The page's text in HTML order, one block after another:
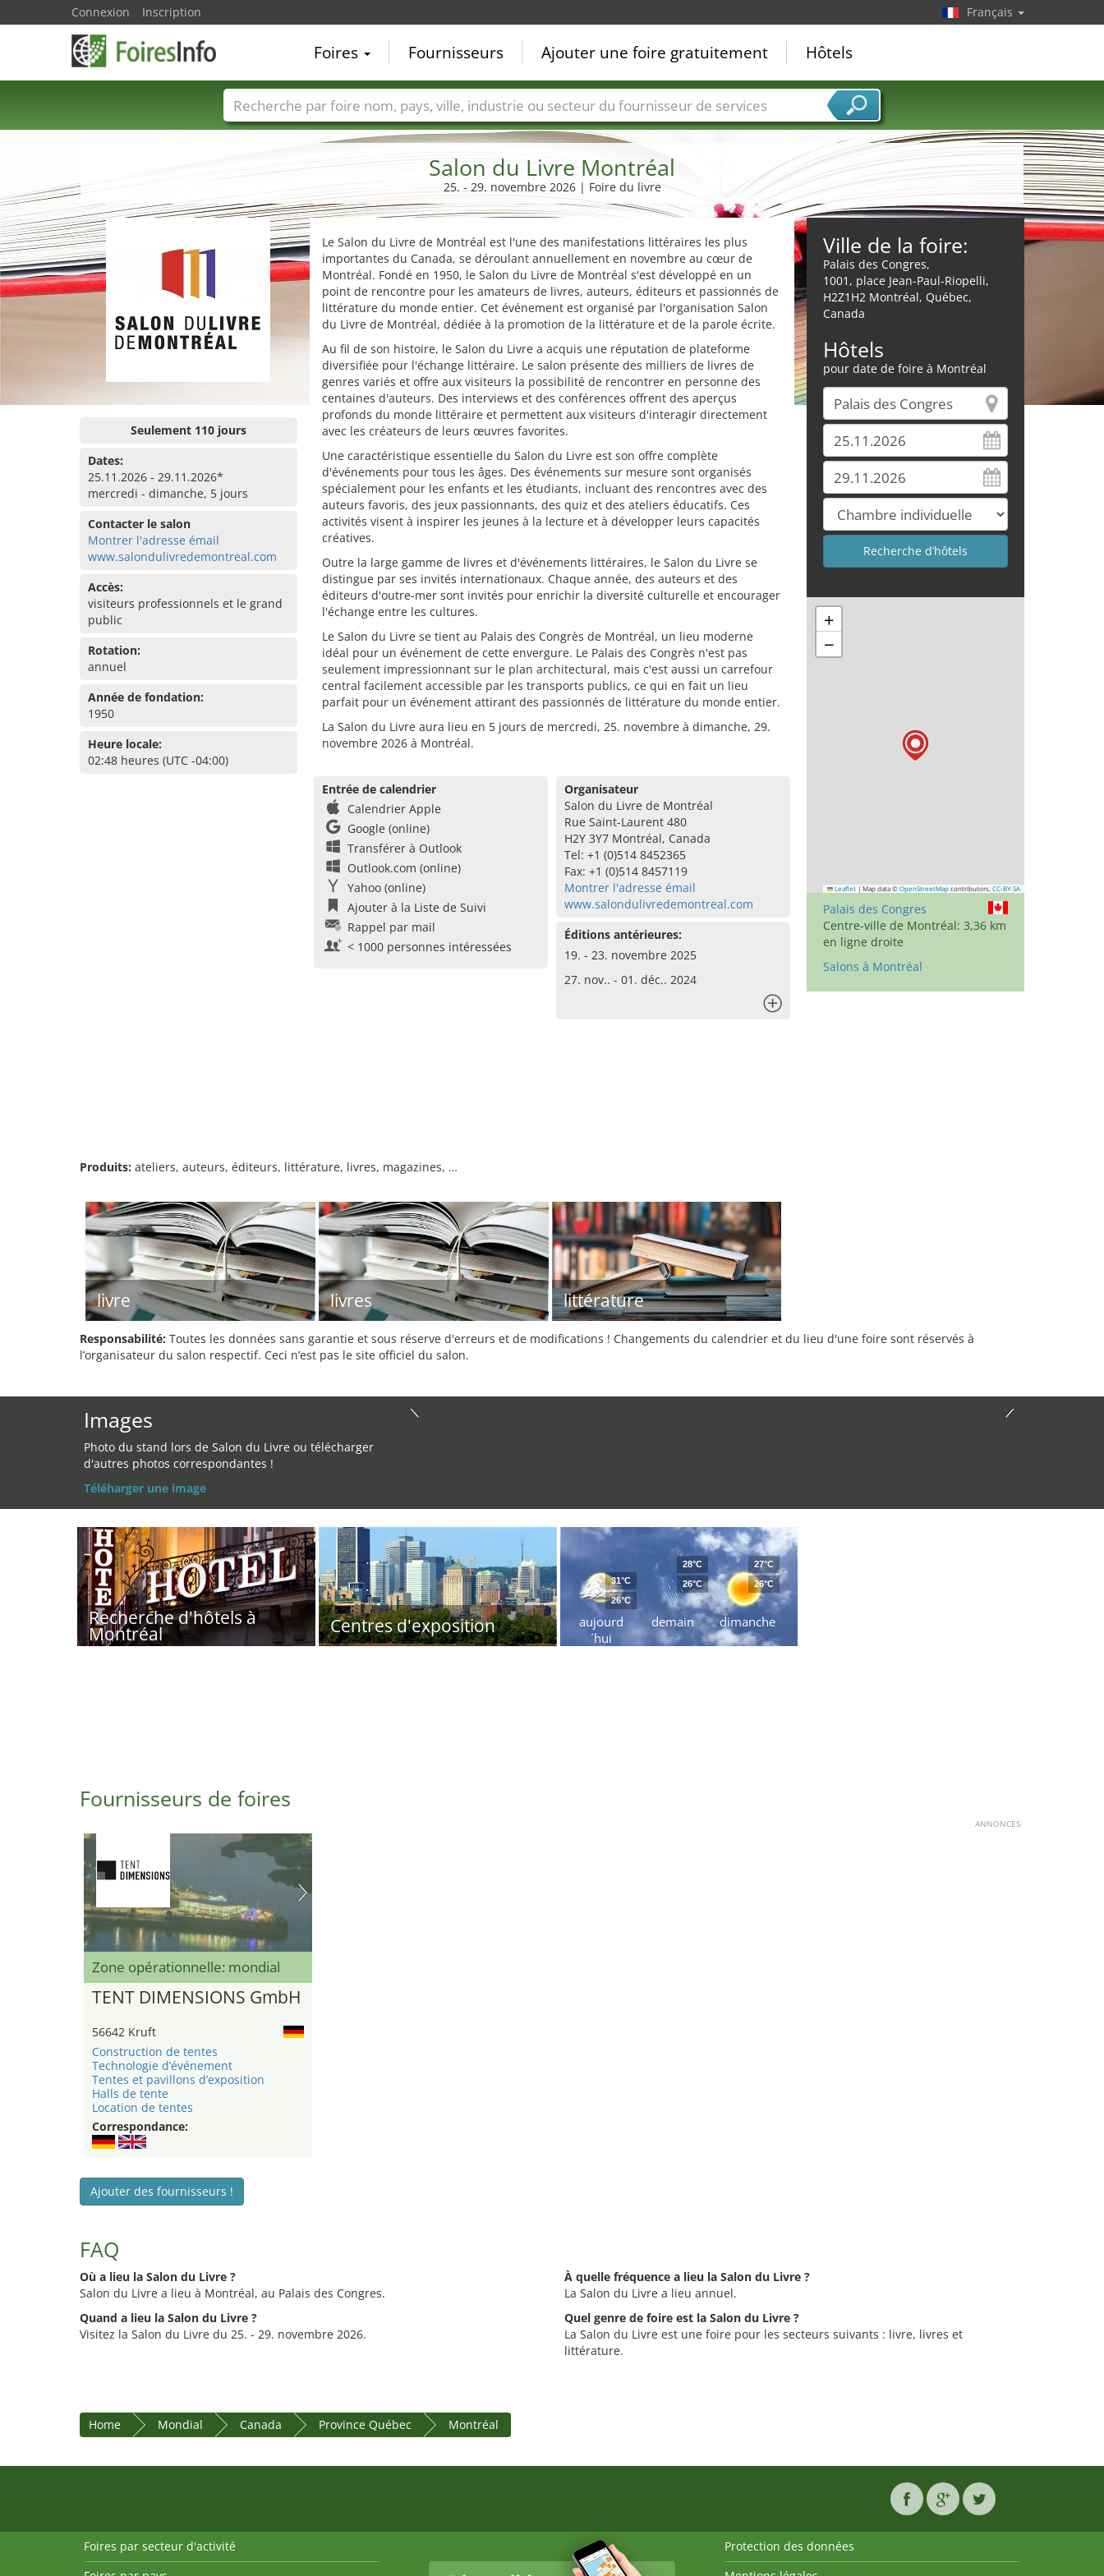
Salon du Livre Montréal
25. - 29. novembre 2026 | Foire du livre
Seulement 110 jours
Dates:
25.11.2026 - 29.11.2026*
mercredi - dimanche, 5 jours
Contacter le salon
Montrer l'adresse émail
www.salondulivredemontreal.com
Accès:
visiteurs professionnels et le grand
public
Rotation:
annuel
Année de fondation:
1950
Heure locale:
02:48 heures (UTC -04:00)
Le Salon du Livre de Montréal est l'une des manifestations littéraires les plus
importantes du Canada, se déroulant annuellement en novembre au cœur de
Montréal. Fondé en 1950, le Salon du Livre de Montréal s'est développé en un
point de rencontre pour les amateurs de livres, auteurs, éditeurs et passionnés de
littérature du monde entier. Cet événement est organisé par l'organisation Salon
du Livre de Montréal, dédiée à la promotion de la littérature et de la parole écrite.
Au fil de son histoire, le Salon du Livre a acquis une réputation de plateforme
diversifiée pour l'échange littéraire. Le salon présente des milliers de livres de
genres variés et offre aux visiteurs la possibilité de rencontrer en personne des
centaines d'auteurs. Des interviews et des conférences offrent des aperçus
profonds du monde littéraire et permettent aux visiteurs d'interagir directement
avec les créateurs de leurs œuvres favorites.
Une caractéristique essentielle du Salon du Livre est son offre complète
d'événements pour tous les âges. Des événements sur mesure sont organisés
spécialement pour les enfants et les étudiants, incluant des rencontres avec des
auteurs favoris, des jeux passionnants, des quiz et des ateliers éducatifs. Ces
activités visent à inspirer les jeunes à la lecture et à développer leurs capacités
créatives.
Outre la large gamme de livres et d'événements littéraires, le Salon du Livre se
distingue par ses invités internationaux. Chaque année, des auteurs et des
éditeurs d'outre-mer sont invités pour enrichir la diversité culturelle et encourager
l'échange entre les cultures.
Le Salon du Livre se tient au Palais des Congrès de Montréal, un lieu moderne
idéal pour un événement de cette envergure. Le Palais des Congrès n'est pas
seulement impressionnant sur le plan architectural, mais c'est aussi un carrefour
central facilement accessible par les transports publics, ce qui en fait un lieu
parfait pour un événement attirant des passionnés de littérature du monde entier.
La Salon du Livre aura lieu en 5 jours de mercredi, 25. novembre à dimanche, 29.
novembre 2026 à Montréal.
Entrée de calendrier
Calendrier Apple
Google (online)
Transférer à Outlook
Outlook.com (online)
Yahoo (online)
Ajouter à la Liste de Suivi
Rappel par mail
< 1000 personnes intéressées
Organisateur
Salon du Livre de Montréal
Rue Saint-Laurent 480
H2Y 3Y7 Montréal, Canada
Tel: +1 (0)514 8452365
Fax: +1 (0)514 8457119
Montrer l'adresse émail
www.salondulivredemontreal.com
Éditions antérieures:
19. - 23. novembre 2025
27. nov.. - 01. déc.. 2024
Ville de la foire:
Palais des Congres,
1001, place Jean-Paul-Riopelli,
H2Z1H2 Montréal, Québec,
Canada
Hôtels
pour date de foire à Montréal
+
−
Leaflet | Map data © OpenStreetMap contributors, CC-BY-SA
Palais des Congres
Centre-ville de Montréal: 3,36 km
en ligne droite
Salons à Montréal
Produits: ateliers, auteurs, éditeurs, littérature, livres, magazines, …
livre livres littérature
Responsabilité: Toutes les données sans garantie et sous réserve d'erreurs et de modifications ! Changements du calendrier et du lieu d'une foire sont réservés à
l’organisateur du salon respectif. Ceci n’est pas le site officiel du salon.
Images
Photo du stand lors de Salon du Livre ou télécharger
d'autres photos correspondantes !
Téléharger une image
Recherche d'hôtels à
Montréal Centres d'exposition
aujourd
´hui
31°C
26°C
demain
28°C
26°C
dimanche
27°C
26°C
Fournisseurs de foires
ANNONCES
Zone opérationnelle: mondial
TENT DIMENSIONS GmbH
56642 Kruft
Construction de tentes
Technologie d’événement
Tentes et pavillons d’exposition
Halls de tente
Location de tentes
Correspondance:
Ajouter des fournisseurs !
FAQ
Où a lieu la Salon du Livre ?
Salon du Livre a lieu à Montréal, au Palais des Congres.
Quand a lieu la Salon du Livre ?
Visitez la Salon du Livre du 25. - 29. novembre 2026.
À quelle fréquence a lieu la Salon du Livre ?
La Salon du Livre a lieu annuel.
Quel genre de foire est la Salon du Livre ?
La Salon du Livre est une foire pour les secteurs suivants : livre, livres et
littérature.
Home Mondial Canada Province Québec Montréal
Connexion Inscription Français
Foires Fournisseurs Ajouter une foire gratuitement Hôtels
Foire noms Pays Villes Secteurs de foire Secteurs du fournisseur de services
Foires par secteur d'activité
Protection des données